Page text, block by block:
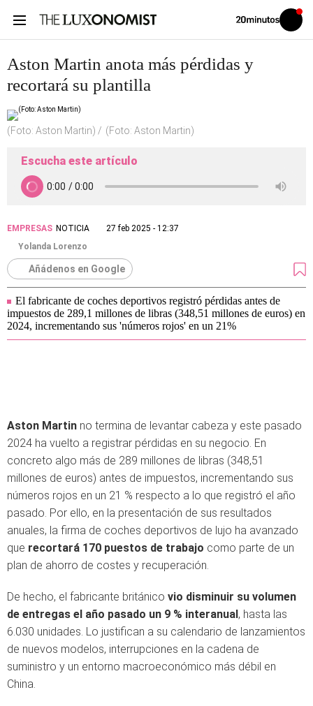
Volver
Iniciar
sesión
Aston Martin anota más pérdidas y
recortará su plantilla
(Foto: Aston Martin) (Foto: Aston Martin)
Escucha este artículo
EMPRESAS NOTICIA
27 feb 2025 - 12:37
Yolanda Lorenzo
Añádenos en Google
El fabricante de coches deportivos registró pérdidas antes de
impuestos de 289,1 millones de libras (348,51 millones de euros) en
2024, incrementando sus 'números rojos' en un 21%
Aston Martin no termina de levantar cabeza y este pasado
2024 ha vuelto a registrar pérdidas en su negocio. En
concreto algo más de 289 millones de libras (348,51
millones de euros) antes de impuestos, incrementando sus
números rojos en un 21 % respecto a lo que registró el año
pasado. Por ello, en la presentación de sus resultados
anuales, la firma de coches deportivos de lujo ha avanzado
que recortará 170 puestos de trabajo como parte de un
plan de ahorro de costes y recuperación.
De hecho, el fabricante británico vio disminuir su volumen
de entregas el año pasado un 9 % interanual, hasta las
6.030 unidades. Lo justifican a su calendario de lanzamientos
de nuevos modelos, interrupciones en la cadena de
suministro y un entorno macroeconómico más débil en
China.